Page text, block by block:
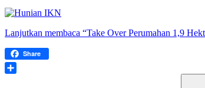
Lanjutkan membaca “Take Over Perumahan 1,9
Share